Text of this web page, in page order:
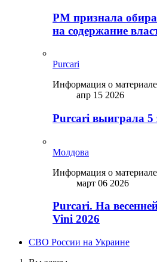
PM признала
на содержание
Purcari
Информация о материале
апр 15 2026
Purcari выиграла 5
Молдова
Информация о материале
март 06 2026
Purcari. На
Vini 2026
СВО России на Украине